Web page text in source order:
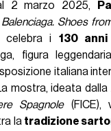
2 marzo 2025,
Balenciaga. Shoes
celebra i 130 anni
figura
italiana
mostra, ideata dalla
Spagnole(FICE),
la tradizione